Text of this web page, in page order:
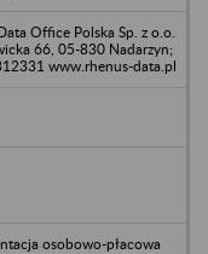
Office Polska Sp. z o.o.
66, 05-830 Nadarzyn;
www.rhenus-data.pl
osobowo-płacowa